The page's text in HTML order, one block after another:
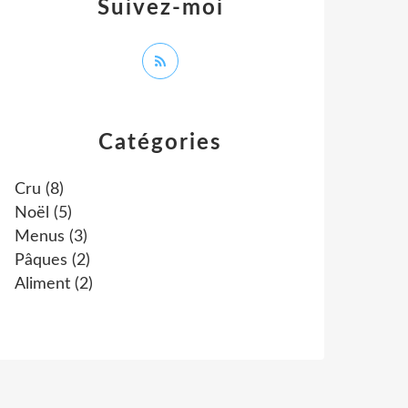
Catégories
Cru (8)
Noël (5)
Menus (3)
Pâques (2)
Aliment (2)
Suivez-moi